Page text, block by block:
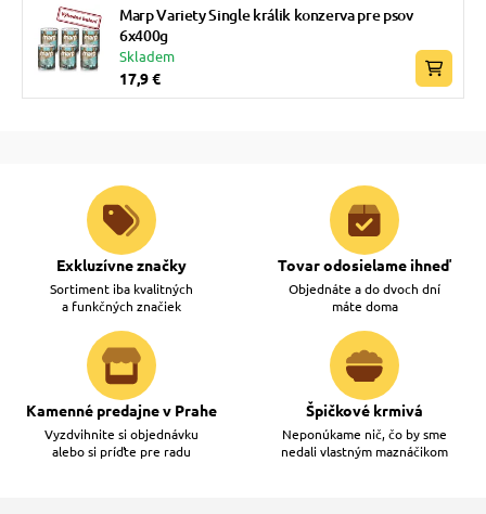
Marp Variety Single králik konzerva pre psov
6x400g
Skladem
17,9 €
Exkluzívne značky
Sortiment iba kvalitných
a funkčných značiek
Tovar odosielame ihneď
Objednáte a do dvoch dní
máte doma
Kamenné predajne v Prahe
Vyzdvihnite si objednávku
alebo si príďte pre radu
Špičkové krmivá
Neponúkame nič, čo by sme
nedali vlastným maznáčikom